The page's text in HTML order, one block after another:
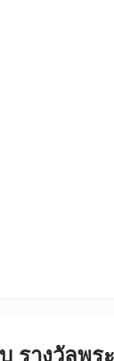
างวัลพ